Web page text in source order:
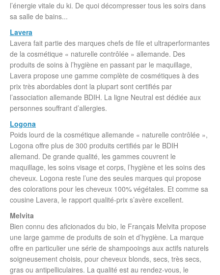
l’énergie vitale du ki. De quoi décompresser tous les soirs dans
sa salle de bains...
Lavera
Lavera fait partie des marques chefs de file et ultraperformantes
de la cosmétique « naturelle contrôlée » allemande. Des
produits de soins à l’hygiène en passant par le maquillage,
Lavera propose une gamme complète de cosmétiques à des
prix très abordables dont la plupart sont certifiés par
l’association allemande BDIH. La ligne Neutral est dédiée aux
personnes souffrant d’allergies.
Logona
Poids lourd de la cosmétique allemande « naturelle contrôlée »,
Logona offre plus de 300 produits certifiés par le BDIH
allemand. De grande qualité, les gammes couvrent le
maquillage, les soins visage et corps, l’hygiène et les soins des
cheveux. Logona reste l’une des seules marques qui propose
des colorations pour les cheveux 100% végétales. Et comme sa
cousine Lavera, le rapport qualité-prix s’avère excellent.
Melvita
Bien connu des aficionados du bio, le Français Melvita propose
une large gamme de produits de soin et d’hygiène. La marque
offre en particulier une série de shampooings aux actifs naturels
soigneusement choisis, pour cheveux blonds, secs, très secs,
gras ou antipelliculaires. La qualité est au rendez-vous, le